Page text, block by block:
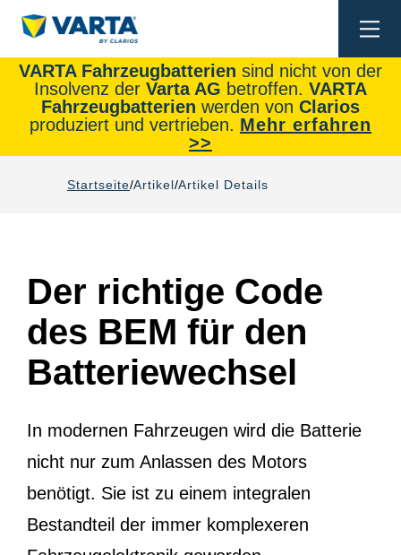
VARTA Fahrzeugbatterien sind nicht von der
Insolvenz der Varta AG betroffen. VARTA
Fahrzeugbatterien werden von Clarios
produziert und vertrieben. Mehr erfahren
>>
Startseite Artikel Artikel Details
Der richtige Code
des BEM für den
Batteriewechsel
In modernen Fahrzeugen wird die Batterie
nicht nur zum Anlassen des Motors
benötigt. Sie ist zu einem integralen
Bestandteil der immer komplexeren